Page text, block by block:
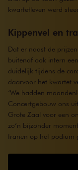
kwartetleven werd
Kippenvel en
Dat er naast de
buitenaf ook intern
duidelijk tijdens de
daarvoor het kwartet
‘We hadden
Concertgebouw ons
Grote Zaal voor een
zo’n bijzonder
tranen op het podium